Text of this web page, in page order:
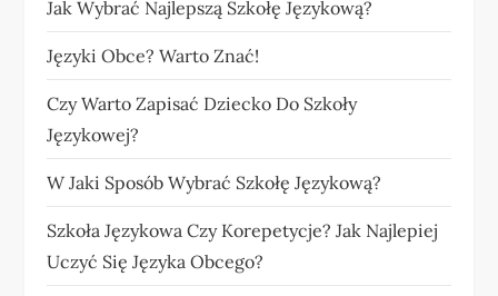
Jak Wybrać Najlepszą Szkołę Językową?
Języki Obce? Warto Znać!
Czy Warto Zapisać Dziecko Do Szkoły
Językowej?
W Jaki Sposób Wybrać Szkołę Językową?
Szkoła Językowa Czy Korepetycje? Jak Najlepiej
Uczyć Się Języka Obcego?